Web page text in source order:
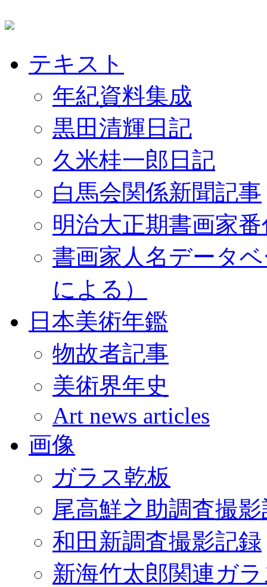
テキスト
年紀資料集成
黒田清輝日記
久米桂一郎日記
白馬会関係新聞記事
明治大正期書画家
書画家人名データ
による）
日本美術年鑑
物故者記事
美術界年史
Art news articles
画像
ガラス乾板
尾高鮮之助調査撮
和田新調査撮影記録
新海竹太郎関連ガ